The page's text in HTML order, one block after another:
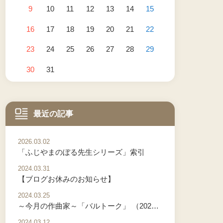
9 10 11 12 13 14 15
16 17 18 19 20 21 22
23 24 25 26 27 28 29
30 31
最近の記事
2026.03.02
「ふじやまのぼる先生シリーズ」索引
2024.03.31
【ブログお休みのお知らせ】
2024.03.25
～今月の作曲家～「バルトーク」 （2024年3月）